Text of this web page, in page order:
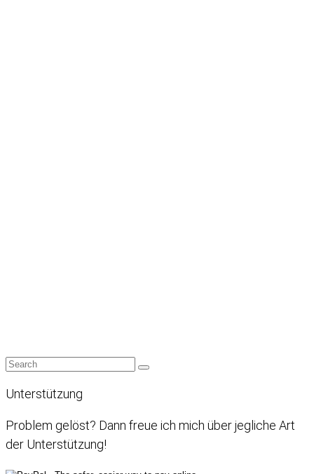
Unterstützung
Problem gelöst? Dann freue ich mich über jegliche Art
der Unterstützung!